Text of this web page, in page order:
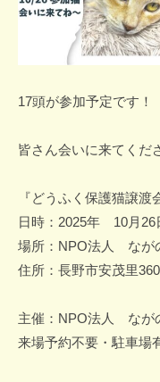
17頭が参加予定です！
皆さん会いに来てくだ
『どうふく保護猫譲渡
日時：2025年 10月
場所：NPO法人 なが
住所：長野市安茂里
主催：NPO法人 なが
来場予約不要・駐車場